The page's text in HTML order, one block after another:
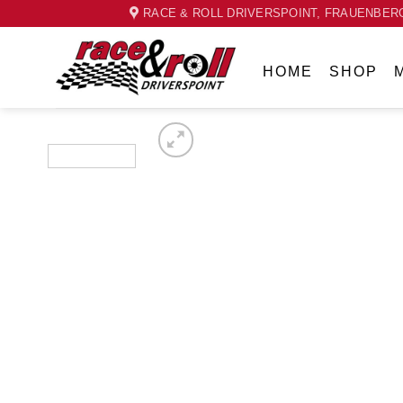
RACE & ROLL DRIVERSPOINT,
HOME SHOP